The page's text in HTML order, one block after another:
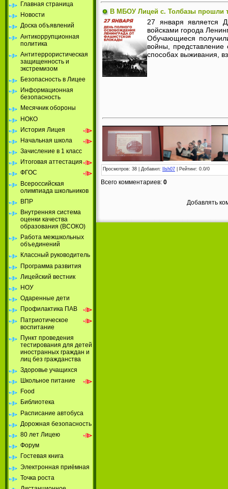
Главная страница
Новости
Доска объявлений
Антикоррупционная
политика
Антитеррористическая
защищенность и
экстремизом
Безопасность в Лицее
Информационная
безопасность
Месячник обороны
НОКО
История Лицея
Начальная школа
Зачисление в 1 класс
Итоговая аттестация
ФГОС
Всероссийская
олимпиада школьников
ВПР
Внутренняя система
оценки качества
образования (ВСОКО)
Работа межшкольных
объединений
Классный руководитель
Программа развития
Лицейский вестник
НОУ
Одаренные дети
Профилактика ПАВ
Патриотическое
воспитание
Пункт проведения
тестирования для детей
иностранных граждан и
лиц без гражданства
Здоровье учащихся
Школьное питание
Food
Библиотека
Расписание автобуса
Дорожная безопасность
80 лет Лицею
Форум
Гостевая книга
Электронная приёмная
Точка роста
В МБОУ Лицей с. Толбазы прошли
27 января является
войсками города
Обучающиеся
войны, представление
способах выживания,
Просмотров: 38 | Добавил: Ilsh07 Рейтинг: 0.0/0
Всего комментариев: 0
Добавлять